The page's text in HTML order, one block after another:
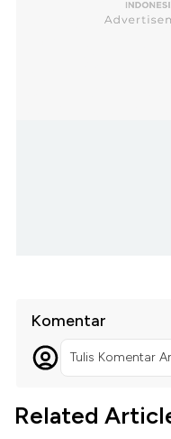
Komentar
Tulis Komentar
Related